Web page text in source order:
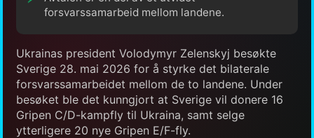
forsvarssamarbeid mellom landene.
Ukrainas president Volodymyr Zelenskyj besøkte
Sverige 28. mai 2026 for å styrke det bilaterale
forsvarssamarbeidet mellom de to landene. Under
besøket ble det kunngjort at Sverige vil donere 16
Gripen C/D-kampfly til Ukraina, samt selge
ytterligere 20 nye Gripen E/F-fly.